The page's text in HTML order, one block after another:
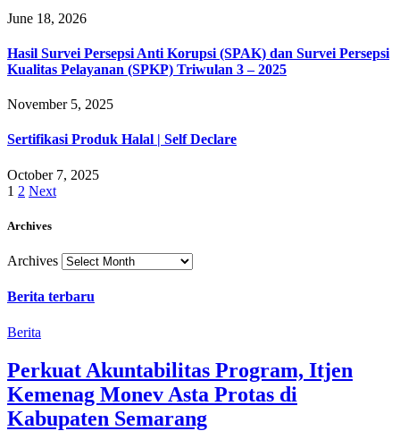
June 18, 2026
Hasil Survei Persepsi Anti Korupsi (SPAK) dan Survei Persepsi
Kualitas Pelayanan (SPKP) Triwulan 3 – 2025
November 5, 2025
Sertifikasi Produk Halal | Self Declare
October 7, 2025
1 2 Next
Archives
Archives
Berita terbaru
Berita
Perkuat Akuntabilitas Program, Itjen
Kemenag Monev Asta Protas di
Kabupaten Semarang